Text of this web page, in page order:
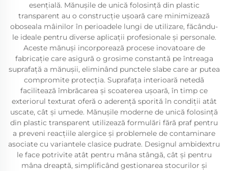
esențială. Mănușile de unică folosință din plastic
transparent au o construcție ușoară care minimizează
oboseala mâinilor în perioadele lungi de utilizare, făcându-
le ideale pentru diverse aplicații profesionale și personale.
Aceste mănuși incorporează procese inovatoare de
fabricație care asigură o grosime constantă pe întreaga
suprafață a mănușii, eliminând punctele slabe care ar putea
compromite protecția. Suprafața interioară netedă
facilitează îmbrăcarea și scoaterea ușoară, în timp ce
exteriorul texturat oferă o aderență sporită în condiții atât
uscate, cât și umede. Mănușile moderne de unică folosință
din plastic transparent utilizează formulări fără praf pentru
a preveni reacțiile alergice și problemele de contaminare
asociate cu variantele clasice pudrate. Designul ambidextru
le face potrivite atât pentru mâna stângă, cât și pentru
mâna dreaptă, simplificând gestionarea stocurilor și